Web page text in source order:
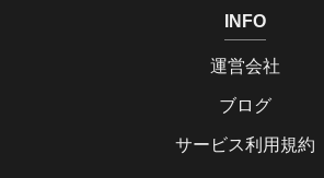
INFO
運営会社
ブログ
サービス利用規約